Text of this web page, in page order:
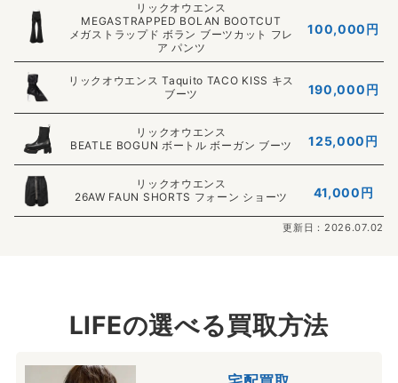
リックオウエンス
MEGASTRAPPED BOLAN BOOTCUT
メガストラップド ボラン ブーツカット フレ
ア パンツ
100,000円
リックオウエンス Taquito TACO KISS キス
ブーツ
190,000円
リックオウエンス
BEATLE BOGUN ボートル ボーガン ブーツ
125,000円
リックオウエンス
26AW FAUN SHORTS フォーン ショーツ
41,000円
更新日：2026.07.02
LIFEの選べる買取方法